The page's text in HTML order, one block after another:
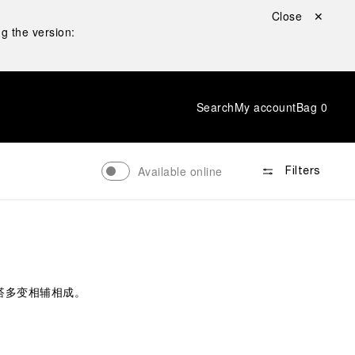
the version:
Close ✕
SearchMy accountBag 0
Available online Filters
变相辅相成。